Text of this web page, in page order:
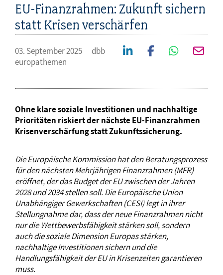
EU-Finanzrahmen: Zukunft sichern
statt Krisen verschärfen
03. September 2025
dbb
europathemen
Ohne klare soziale Investitionen und nachhaltige
Prioritäten riskiert der nächste EU-Finanzrahmen
Krisenverschärfung statt Zukunftssicherung.
Die Europäische Kommission hat den Beratungsprozess
für den nächsten Mehrjährigen Finanzrahmen (MFR)
eröffnet, der das Budget der EU zwischen der Jahren
2028 und 2034 stellen soll. Die Europäische Union
Unabhängiger Gewerkschaften (CESI) legt in ihrer
Stellungnahme dar, dass der neue Finanzrahmen nicht
nur die Wettbewerbsfähigkeit stärken soll, sondern
auch die soziale Dimension Europas stärken,
nachhaltige Investitionen sichern und die
Handlungsfähigkeit der EU in Krisenzeiten garantieren
muss.